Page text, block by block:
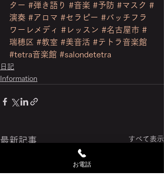
ター #弾き語り #音楽 #予防 #マスク #
演奏 #アロマ #セラピー #バッチフラ
ワーレメディ #レッスン #名古屋市 #
瑞穂区 #教室 #美音活 #テトラ音楽館
#tetra音楽館 #salondetetra
日記
Information
最新記事 すべて表示
お電話